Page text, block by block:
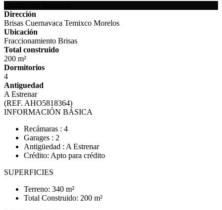
Dirección
Brisas Cuernavaca Temixco Morelos
Ubicación
Fraccionamiento Brisas
Total construido
200 m²
Dormitorios
4
Antiguedad
A Estrenar
(REF. AHO5818364)
INFORMACIÓN BÁSICA
Recámaras : 4
Garages : 2
Antigüedad : A Estrenar
Crédito: Apto para crédito
SUPERFICIES
Terreno: 340 m²
Total Construido: 200 m²